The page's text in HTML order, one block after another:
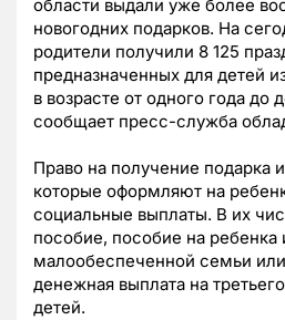
области выдали уже более
новогодних подарков. На
родители получили 8 125
предназначенных для детей
в возрасте от одного года до
сообщает пресс-служба
Право на получение подарка
которые оформляют на
социальные выплаты. В их
пособие, пособие на ребенка
малообеспеченной семьи
денежная выплата на
детей.